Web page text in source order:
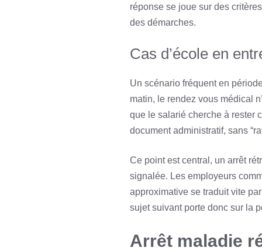
réponse se joue sur des
des démarches.
Cas d’école en
Un scénario fréquent en
matin, le rendez vous médical
que le salarié cherche à rester
document administratif, sans
Ce point est central, un arrêt
signalée. Les employeurs
approximative se traduit vite
sujet suivant porte donc sur la
Arrêt maladie